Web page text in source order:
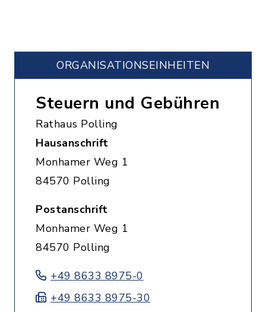
ORGANISATIONS­EINHEITEN
Steuern und Gebühren
Rathaus Polling
Hausanschrift
Monhamer Weg 1
84570 Polling
Postanschrift
Monhamer Weg 1
84570 Polling
+49 8633 8975-0
+49 8633 8975-30